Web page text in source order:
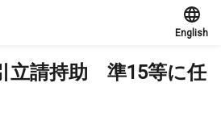
English
立請持助 準15等に任